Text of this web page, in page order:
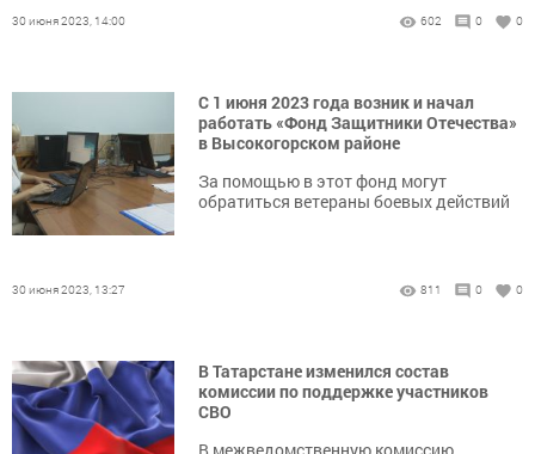
30 июня 2023, 14:00 602 0 0
С 1 июня 2023 года возник и начал
работать «Фонд Защитники Отечества»
в Высокогорском районе
За помощью в этот фонд могут
обратиться ветераны боевых действий
30 июня 2023, 13:27 811 0 0
В Татарстане изменился состав
комиссии по поддержке участников
СВО